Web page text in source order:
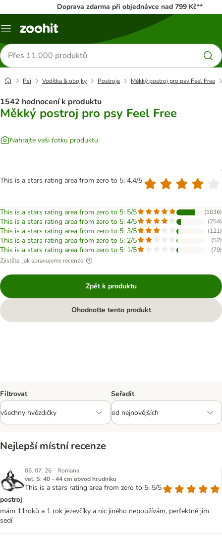
Doprava zdarma při objednávce nad 799 Kč**
Menu
Hledat
produkty
Psi Vodítka & obojky Postroje Měkký postroj pro psy Feel Free
1542 hodnocení k produktu
Měkký postroj pro psy Feel Free
Nahrajte vaši fotku produktu
This is a stars rating area from zero to 5: 4.4/5
This is a stars rating area from zero to 5: 5/5 (1036)
This is a stars rating area from zero to 5: 4/5 (254)
This is a stars rating area from zero to 5: 3/5 (121)
This is a stars rating area from zero to 5: 2/5 (52)
This is a stars rating area from zero to 5: 1/5 (79)
Zjistěte, jak spravujeme recenze
Zpět k produktu
Ohodnoťte tento produkt
Filtrovat Seřadit
Nejlepší místní recenze
06. 07. 26 | Romana
vel. S: 40 - 44 cm obvod hrudníku
This is a stars rating area from zero to 5: 5/5
postroj
mám 11roků a 1 rok jezevčíky a nic jiného nepoužívám, perfektně jim
sedí